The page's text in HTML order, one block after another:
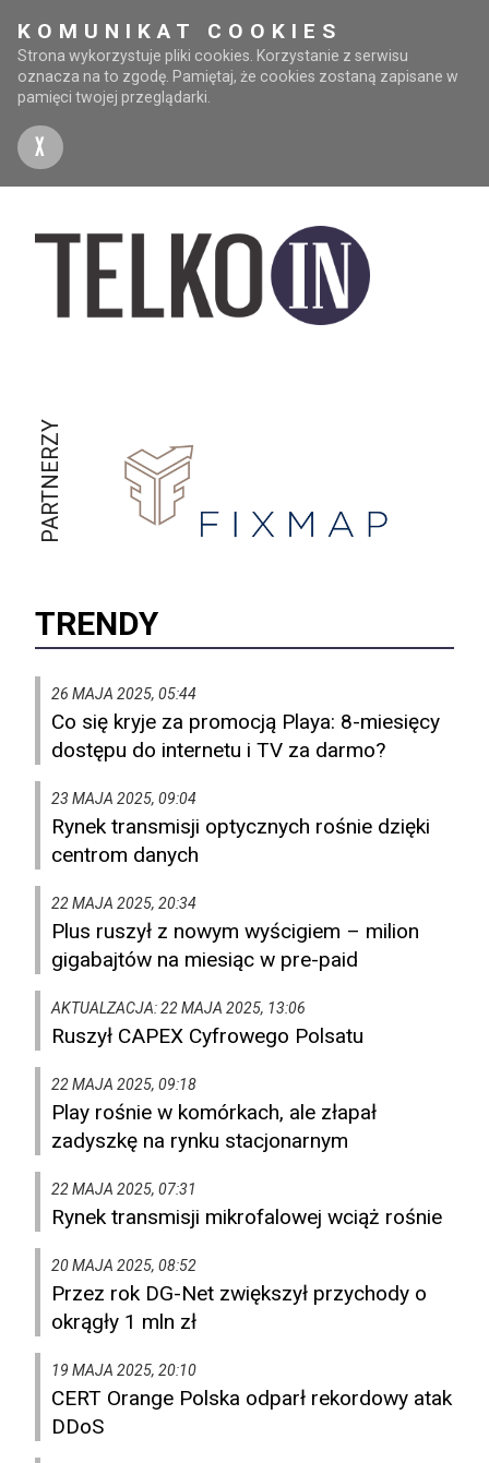
KOMUNIKAT COOKIES
Strona wykorzystuje pliki cookies. Korzystanie z serwisu
oznacza na to zgodę. Pamiętaj, że cookies zostaną zapisane w
pamięci twojej przeglądarki.
X
PARTNERZY
TRENDY
26 MAJA 2025, 05:44
Co się kryje za promocją Playa: 8-miesięcy
dostępu do internetu i TV za darmo?
23 MAJA 2025, 09:04
Rynek transmisji optycznych rośnie dzięki
centrom danych
22 MAJA 2025, 20:34
Plus ruszył z nowym wyścigiem – milion
gigabajtów na miesiąc w pre-paid
AKTUALZACJA: 22 MAJA 2025, 13:06
Ruszył CAPEX Cyfrowego Polsatu
22 MAJA 2025, 09:18
Play rośnie w komórkach, ale złapał
zadyszkę na rynku stacjonarnym
22 MAJA 2025, 07:31
Rynek transmisji mikrofalowej wciąż rośnie
20 MAJA 2025, 08:52
Przez rok DG-Net zwiększył przychody o
okrągły 1 mln zł
19 MAJA 2025, 20:10
CERT Orange Polska odparł rekordowy atak
DDoS